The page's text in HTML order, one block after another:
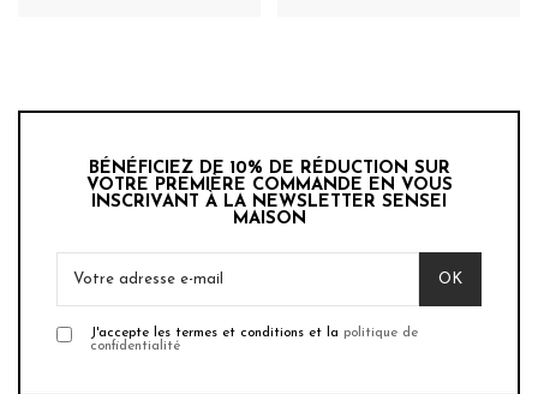
BÉNÉFICIEZ DE 10% DE RÉDUCTION SUR
VOTRE PREMIÈRE COMMANDE EN VOUS
INSCRIVANT À LA NEWSLETTER SENSEI
MAISON
J'accepte les termes et conditions et la politique de
confidentialité